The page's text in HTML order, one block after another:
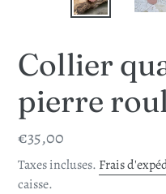
Collier
pierre
Prix
normal
€35,00
Taxes incluses. Frais
caisse.